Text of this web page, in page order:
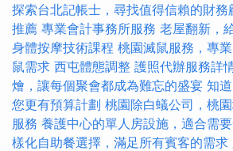
探索台北記帳士，尋找值得信賴的財務
推薦 專業會計事務所服務 老屋翻新，
身體按摩技術課程 桃園滅鼠服務，專
鼠需求 西屯體態調整 護照代辦服務詳
燴，讓每個聚會都成為難忘的盛宴 知
您更有預算計劃 桃園除白蟻公司，桃
服務 養護中心的單人房設施，適合需
樣化自助餐選擇，滿足所有賓客的需求